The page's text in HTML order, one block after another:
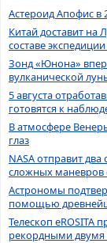
Астероид Апофис в
Китай доставит
составе
Зонд «Юнона»
вулканической
5 августа
готовятся к
В атмосфере
глаз
NASA отправит
сложных маневров
Астрономы
помощью
Телескоп eROSITA
рекордными